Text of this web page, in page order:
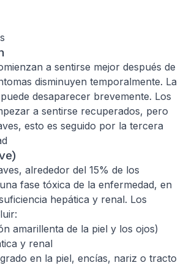
a sentirse mejor después de
disminuyen temporalmente. La
desaparecer brevemente. Los
a sentirse recuperados, pero
esto es seguido por la tercera
alrededor del 15% de los
fase tóxica de la enfermedad, en
hepática y renal. Los
amarillenta de la piel y los ojos)
y renal
en la piel, encías, nariz o tracto